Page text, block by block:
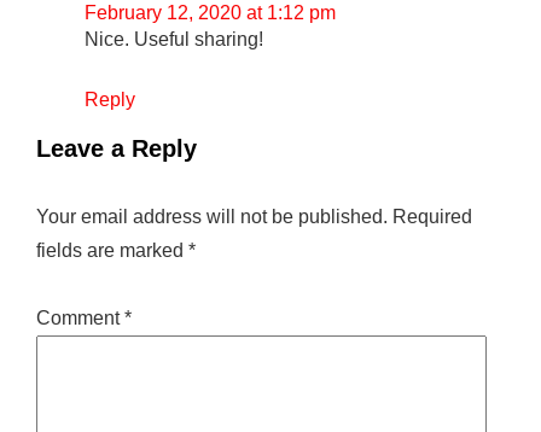
February 12, 2020 at 1:12 pm
Nice. Useful sharing!
Reply
Leave a Reply
Your email address will not be published. Required
fields are marked *
Comment*